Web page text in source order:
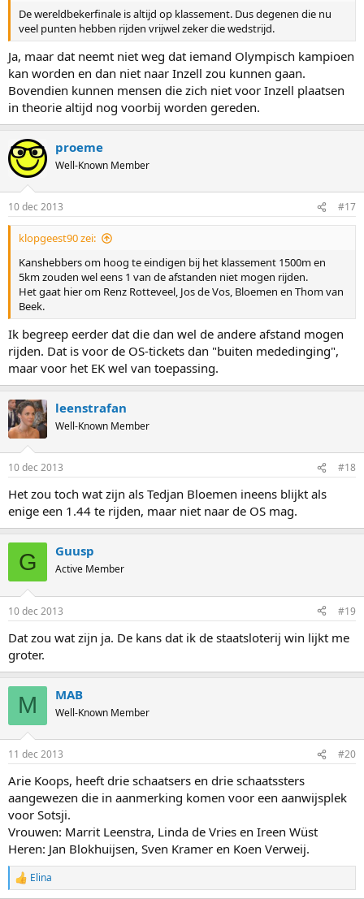
De wereldbekerfinale is altijd op klassement. Dus degenen die nu
veel punten hebben rijden vrijwel zeker die wedstrijd.
Ja, maar dat neemt niet weg dat iemand Olympisch kampioen
kan worden en dan niet naar Inzell zou kunnen gaan.
Bovendien kunnen mensen die zich niet voor Inzell plaatsen
in theorie altijd nog voorbij worden gereden.
proeme
Well-Known Member
10 dec 2013 #17
klopgeest90 zei:
Kanshebbers om hoog te eindigen bij het klassement 1500m en
5km zouden wel eens 1 van de afstanden niet mogen rijden.
Het gaat hier om Renz Rotteveel, Jos de Vos, Bloemen en Thom van
Beek.
Ik begreep eerder dat die dan wel de andere afstand mogen
rijden. Dat is voor de OS-tickets dan "buiten mededinging",
maar voor het EK wel van toepassing.
leenstrafan
Well-Known Member
10 dec 2013 #18
Het zou toch wat zijn als Tedjan Bloemen ineens blijkt als
enige een 1.44 te rijden, maar niet naar de OS mag.
G Guusp
Active Member
10 dec 2013 #19
Dat zou wat zijn ja. De kans dat ik de staatsloterij win lijkt me
groter.
M MAB
Well-Known Member
11 dec 2013 #20
Arie Koops, heeft drie schaatsers en drie schaatssters
aangewezen die in aanmerking komen voor een aanwijsplek
voor Sotsji.
Vrouwen: Marrit Leenstra, Linda de Vries en Ireen Wüst
Heren: Jan Blokhuijsen, Sven Kramer en Koen Verweij.
R
e
Elina